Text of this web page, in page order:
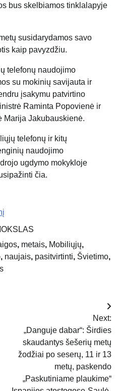
bus skelbiamos tinklalapyje
susidarydamos savo
kaip pavyzdžiu.
telefonų naudojimo
su mokinių savijauta ir
įsakymu patvirtino
Raminta Popovienė ir
Marija Jakubauskienė.
telefonų ir kitų
naudojimo
ugdymo mokykloje
čia.
, metais, Mobiliųjų,
, naujais, pasitvirtinti, Švietimo,
Next:
„Danguje dabar“: Širdies
skaudantys šešerių metų
žodžiai po seserų, 11 ir 13
metų, paskendo
„Paskutiniame plaukime“